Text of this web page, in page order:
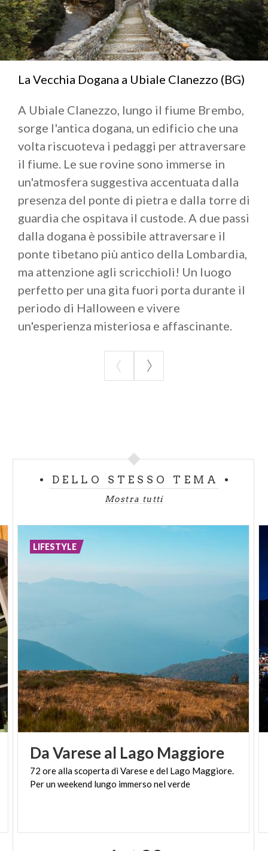
La Vecchia Dogana a Ubiale Clanezzo (BG)
A Ubiale Clanezzo, lungo il fiume Brembo,
sorge l'antica dogana, un edificio che una
volta riscuoteva i pedaggi per attraversare
il fiume. Le sue rovine sono immerse in
un'atmosfera suggestiva accentuata dalla
presenza del ponte di pietra e dalla torre di
guardia che ospitava il custode. A due passi
dalla dogana è possibile attraversare il
ponte tibetano più antico della Lombardia,
ma attenzione agli scricchioli! Un luogo
perfetto per una gita fuori porta durante il
periodo di Halloween e vivere
un'esperienza misteriosa e affascinante.
DELLO STESSO TEMA
Mostra tutti
DaVareseal Lago Maggiore
72 oreallascopertadiVareseedel Lago Maggiore.
Perunweekend lungo immerso nelverde
LIFESTYLE